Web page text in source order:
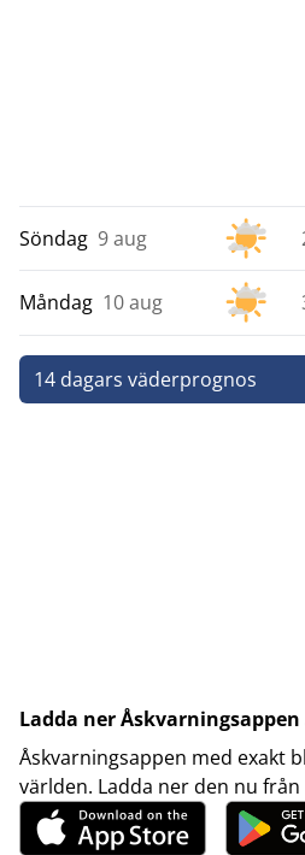
Söndag 9 aug
Måndag 10 aug
14 dagars väderprognos
Ladda ner Åskvarningsappen
Åskvarningsappen med exakt
världen. Ladda ner den nu